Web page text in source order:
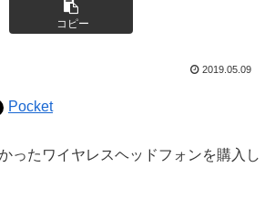
コピー
2019.05.09
Pocket
ったワイヤレスヘッドフォンを購入し